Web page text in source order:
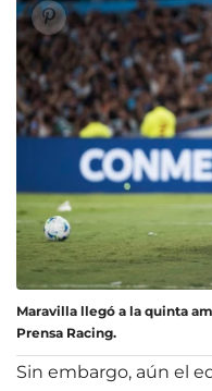
Maravilla llegó a la quinta
Prensa Racing.
Sin embargo, aún el